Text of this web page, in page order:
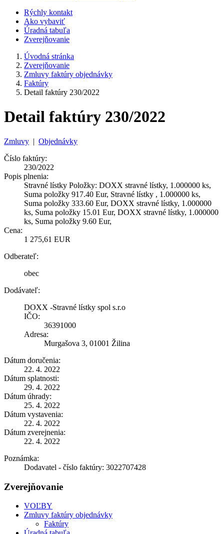
Rýchly kontakt
Ako vybaviť
Úradná tabuľa
Zverejňovanie
Úvodná stránka
Zverejňovanie
Zmluvy faktúry objednávky
Faktúry
Detail faktúry 230/2022
Detail faktúry 230/2022
Zmluvy | Objednávky
Číslo faktúry:
230/2022
Popis plnenia:
Stravné lístky Položky: DOXX stravné lístky, 1.000000 ks,
Suma položky 917.40 Eur, Stravné lístky , 1.000000 ks,
Suma položky 333.60 Eur, DOXX stravné lístky, 1.000000
ks, Suma položky 15.01 Eur, DOXX stravné lístky, 1.000000
ks, Suma položky 9.60 Eur,
Cena:
1 275,61 EUR
Odberateľ:
obec
Dodávateľ:
DOXX -Stravné lístky spol s.r.o
IČO:
36391000
Adresa:
Murgašova 3, 01001 Žilina
Dátum doručenia:
22. 4. 2022
Dátum splatnosti:
29. 4. 2022
Dátum úhrady:
25. 4. 2022
Dátum vystavenia:
22. 4. 2022
Dátum zverejnenia:
22. 4. 2022
Poznámka:
Dodavatel - číslo faktúry: 3022707428
Zverejňovanie
VOĽBY
Zmluvy faktúry objednávky
Faktúry